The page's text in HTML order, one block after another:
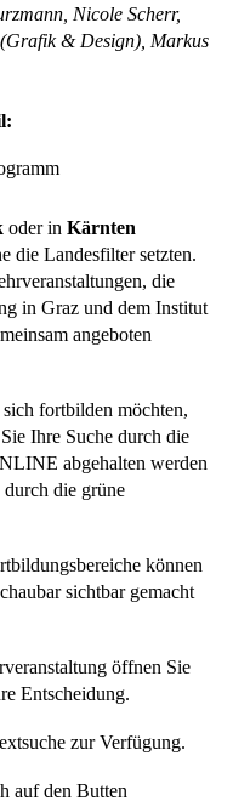
Nicole Scherr,
& Design), Markus
oder in Kärnten
die Landesfilter setzten.
die
in Graz und dem Institut
angeboten
fortbilden möchten,
Ihre Suche durch die
abgehalten werden
die grüne
können
sichtbar gemacht
öffnen Sie
Entscheidung.
zur Verfügung.
auf den Butten